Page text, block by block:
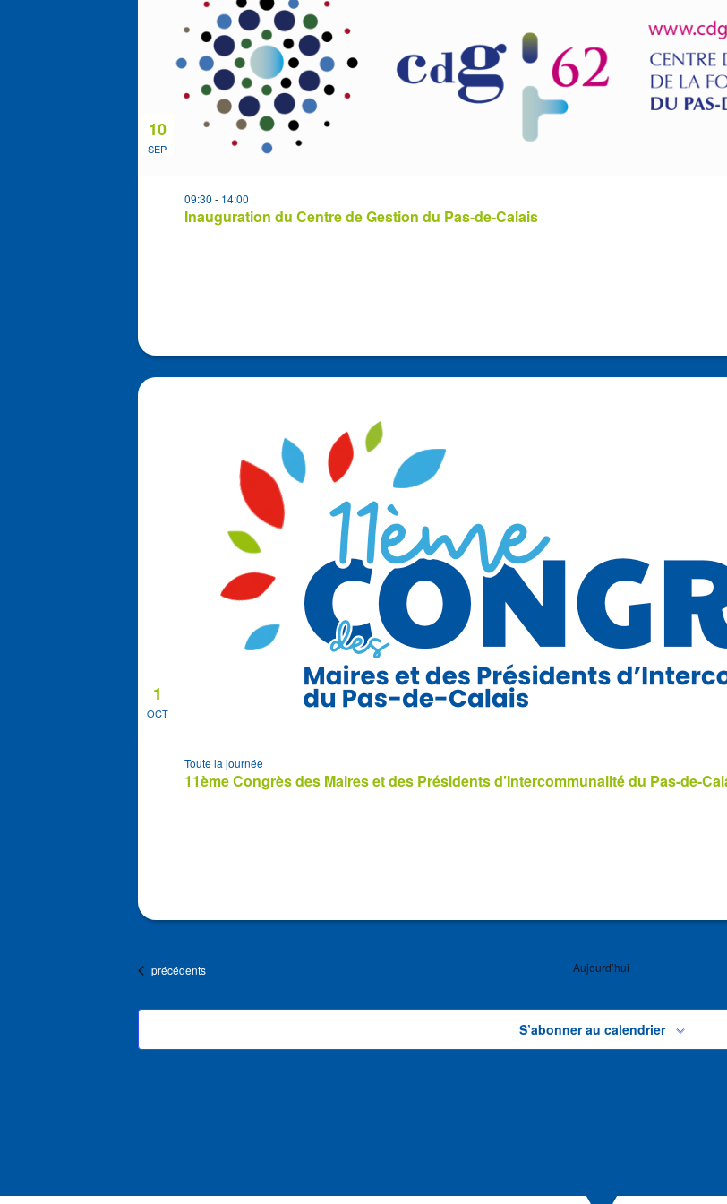
Photo
View
SEP
10
Inauguration du Centre de Gestion du Pas-de-Calais
09:30 - 14:00
OCT
1
11ème Congrès des Maires et des Présidents d’Intercommunalité du Pas-de-
Toute la journée
Évènements
précédents Aujourd’hui
S’abonner au calendrier